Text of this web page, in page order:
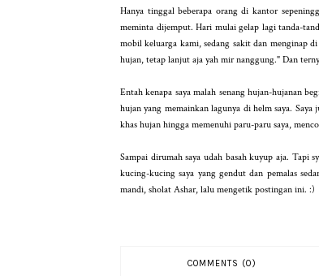
Hanya tinggal beberapa orang di kantor
meminta dijemput. Hari mulai gelap lagi tanda-
mobil keluarga kami, sedang sakit dan menginap
hujan, tetap lanjut aja yah mir nanggung." Dan
Entah kenapa saya malah senang hujan-hujanan
hujan yang memainkan lagunya di helm saya.
khas hujan hingga memenuhi paru-paru saya,
Sampai dirumah saya udah basah kuyup aja.
kucing-kucing saya yang gendut dan pemalas
mandi, sholat Ashar, lalu mengetik postingan ini. :)
COMMENTS (0)